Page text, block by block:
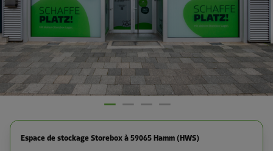
Espace de stockage Storebox à 59065 Hamm (HWS)